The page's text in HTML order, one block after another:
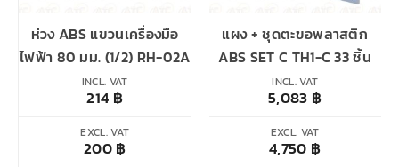
ห่วง ABS แขวนเครื่องมือ
ไฟฟ้า 80 มม. (1/2) RH-02A
INCL. VAT
214 ฿
EXCL. VAT
200฿
แผง + ชุดตะขอพลาสติก
ABS SET C TH1-C 33 ชิ้น
INCL. VAT
5,083 ฿
EXCL. VAT
4,750 ฿